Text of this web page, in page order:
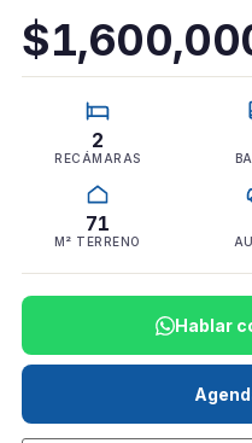
2
RECÁMARAS
71
M² TERRENO
Hablar